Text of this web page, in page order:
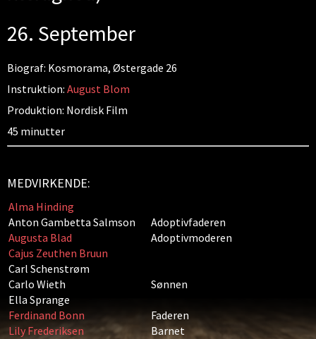
26. September
Biograf: Kosmorama, Østergade 26
Instruktion: August Blom
Produktion: Nordisk Film
45 minutter
MEDVIRKENDE:
Alma Hinding
Anton Gambetta Salmson
Adoptivfaderen
Augusta Blad
Adoptivmoderen
Cajus Zeuthen Bruun
Carl Schenstrøm
Carlo Wieth
Sønnen
Ella Sprange
Ferdinand Bonn
Faderen
Lily Frederiksen
Barnet